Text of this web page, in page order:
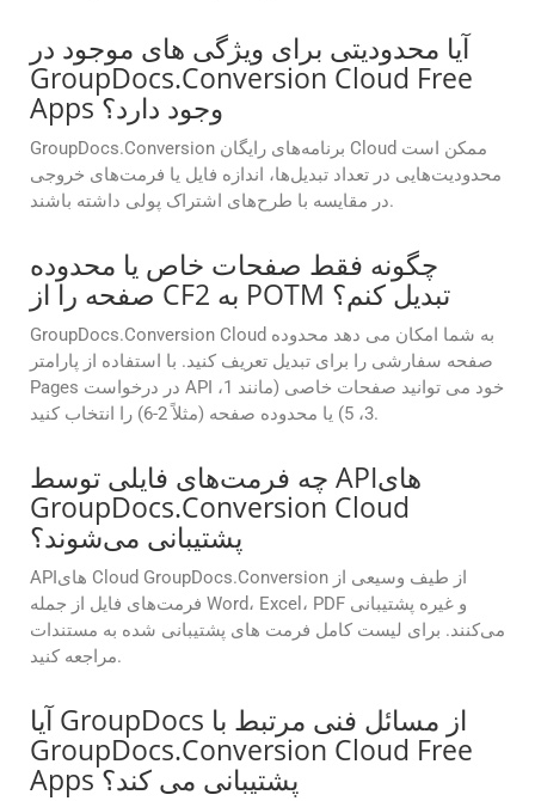
آیا محدودیتی برای ویژگی های موجود در
GroupDocs.Conversion Cloud Free
Apps وجود دارد؟
GroupDocs.Conversion برنامه‌های رایگان Cloud ممکن است
محدودیت‌هایی در تعداد تبدیل‌ها، اندازه فایل یا فرمت‌های خروجی
در مقایسه با طرح‌های اشتراک پولی داشته باشند.
چگونه فقط صفحات خاص یا محدوده
صفحه را از CF2 به POTM تبدیل کنم؟
GroupDocs.Conversion Cloud به شما امکان می دهد محدوده
صفحه سفارشی را برای تبدیل تعریف کنید. با استفاده از پارامتر
Pages در درخواست API خود می توانید صفحات خاصی (مانند 1،
3، 5) یا محدوده صفحه (مثلاً 2-6) را انتخاب کنید.
چه فرمت‌های فایلی توسط APIهای
GroupDocs.Conversion Cloud
پشتیبانی می‌شوند؟
APIهای Cloud GroupDocs.Conversion از طیف وسیعی از
فرمت‌های فایل از جمله Word، Excel، PDF و غیره پشتیبانی
می‌کنند. برای لیست کامل فرمت های پشتیبانی شده به مستندات
مراجعه کنید.
آیا GroupDocs از مسائل فنی مرتبط با
GroupDocs.Conversion Cloud Free
Apps پشتیبانی می کند؟